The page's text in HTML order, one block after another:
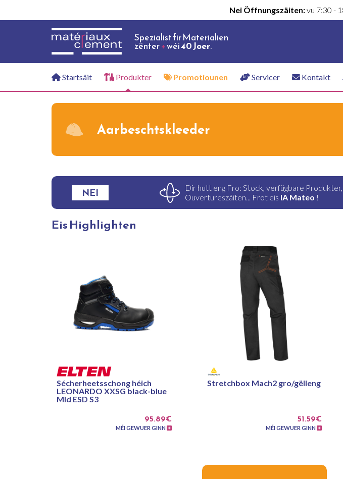
Nei Öffnungszäiten:vu 7:30 -
Spezialist fir Materialien
zënter+wéi40 Joer.
Startsäit Produkter Promotiounen Servicer Kontakt
Aarbeschtskleeder
NEI
Dir hutt eng Fro: Stock, verfügbare Produkter,
Ouvertureszäiten... Frot eis IA Mateo !
Eis Highlighten
Sécherheetsschong héich
LEONARDO XXSG black-blue
Mid ESD S3
95.89€
MÉI GEWUER GINN
Stretchbox Mach2 gro/gëlleng
51.59€
MÉI GEWUER GINN